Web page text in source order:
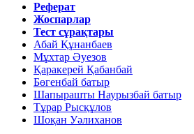
Реферат
Жоспарлар
Тест сұрақтары
Абай Құнанбаев
Мұхтар Әуезов
Қаракерей Қабанбай
Бөгенбай батыр
Шапырашты Наурызбай батыр
Тұрар Рысқұлов
Шоқан Уәлиханов